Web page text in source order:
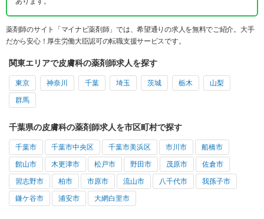
薬剤師のサイト「マイナビ薬剤師」では、希望通りの求人を無料でご紹介。大手
だから安心！厚生労働大臣認可の転職支援サービスです。
関東エリアで皮膚科の薬剤師求人を探す
東京 神奈川 千葉 埼玉 茨城 栃木 山梨
群馬
千葉県の皮膚科の薬剤師求人を市区町村で探す
千葉市 千葉市中央区 千葉市美浜区 市川市 船橋市
館山市 木更津市 松戸市 野田市 茂原市 佐倉市
習志野市 柏市 市原市 流山市 八千代市 我孫子市
鎌ケ谷市 浦安市 大網白里市